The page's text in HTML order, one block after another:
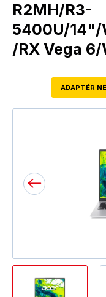
R2MH/R3-
5400U/14"/
/RX Vega
ADAPTÉR